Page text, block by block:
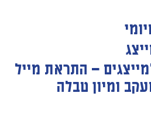
— התראת מייל
ומיון טבלה